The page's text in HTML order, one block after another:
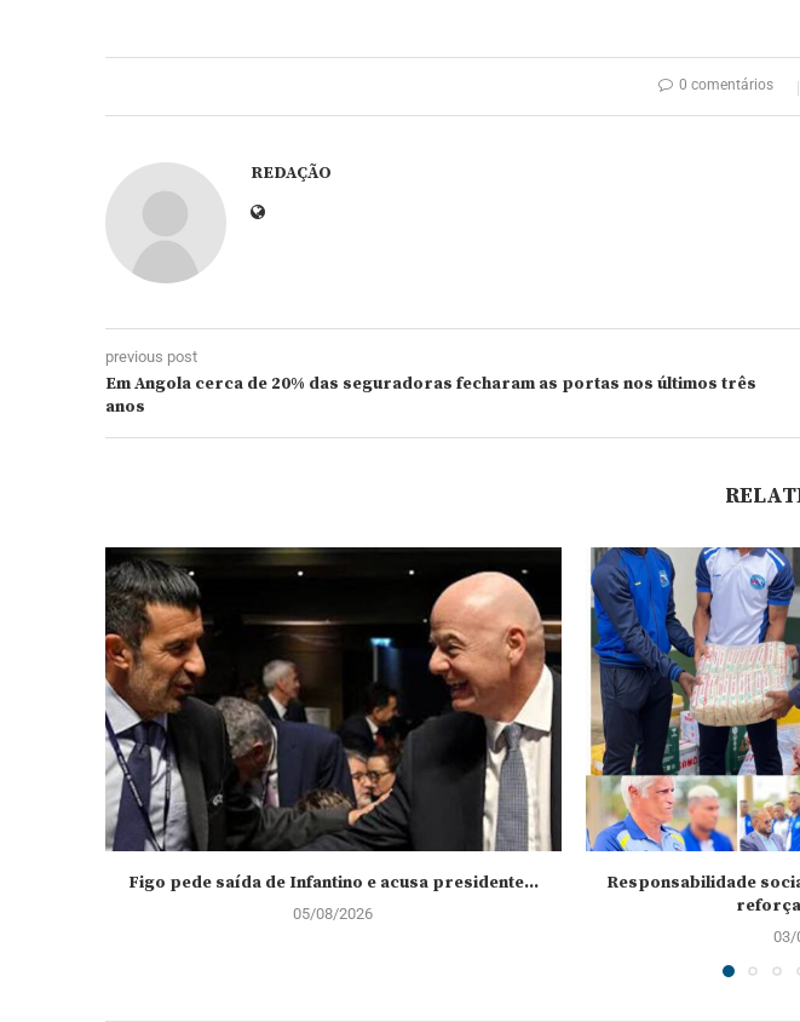
0 comentários
REDAÇÃO
previous post
Em Angola cerca de 20% das seguradoras fecharam as portas nos últimos três
anos
Figo pede saída de Infantino e acusa presidente...
05/08/2026
Responsabilidade
03/